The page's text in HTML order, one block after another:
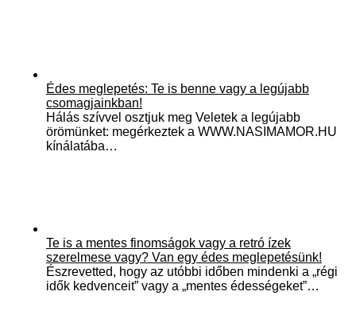
Édes meglepetés: Te is benne vagy a legújabb
csomagjainkban!
Hálás szívvel osztjuk meg Veletek a legújabb
örömünket: megérkeztek a WWW.NASIMAMOR.HU
kínálatába…
Te is a mentes finomságok vagy a retró ízek
szerelmese vagy? Van egy édes meglepetésünk!
Észrevetted, hogy az utóbbi időben mindenki a „régi
idők kedvenceit” vagy a „mentes édességeket”…